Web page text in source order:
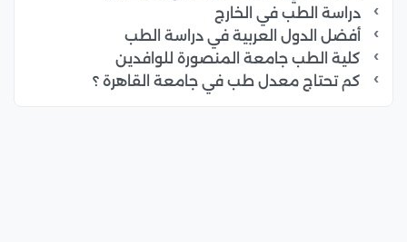
دراسة الطب في الخارج
أفضل الدول العربية في دراسة الطب
كلية الطب جامعة المنصورة للوافدين
كم تحتاج معدل طب في جامعة القاهرة ؟